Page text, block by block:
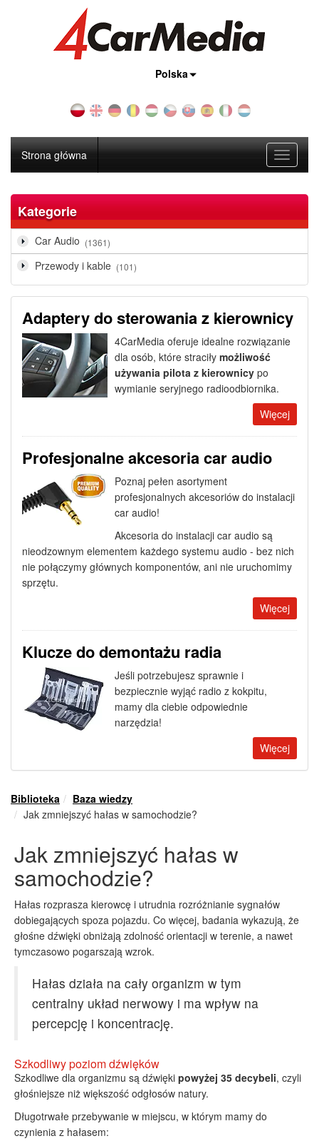
Polska
Toggle
Strona główna
Kategorie
Car Audio (1361)
Przewody i kable (101)
Adaptery do sterowania z kierownicy
4CarMedia oferuje idealne rozwiązanie
dla osób, które straciły możliwość
używania pilota z kierownicy po
wymianie seryjnego radioodbiornika.
Więcej
Profesjonalne akcesoria car audio
Poznaj pełen asortyment
profesjonalnych akcesoriów do instalacji
car audio!
Akcesoria do instalacji car audio są
nieodzownym elementem każdego systemu audio - bez nich
nie połączymy głównych komponentów, ani nie uruchomimy
sprzętu.
Więcej
Klucze do demontażu radia
Jeśli potrzebujesz sprawnie i
bezpiecznie wyjąć radio z kokpitu,
mamy dla ciebie odpowiednie
narzędzia!
Więcej
Biblioteka
Baza wiedzy
Jak zmniejszyć hałas w samochodzie?
Jak zmniejszyć hałas w
samochodzie?
Hałas rozprasza kierowcę i utrudnia rozróżnianie sygnałów
dobiegających spoza pojazdu. Co więcej, badania wykazują, że
głośne dźwięki obniżają zdolność orientacji w terenie, a nawet
tymczasowo pogarszają wzrok.
Hałas działa na cały organizm w tym
centralny układ nerwowy i ma wpływ na
percepcję i koncentrację.
Szkodliwy poziom dźwięków
Szkodliwe dla organizmu są dźwięki powyżej 35 decybeli, czyli
głośniejsze niż większość odgłosów natury.
Długotrwałe przebywanie w miejscu, w którym mamy do
czynienia z hałasem: